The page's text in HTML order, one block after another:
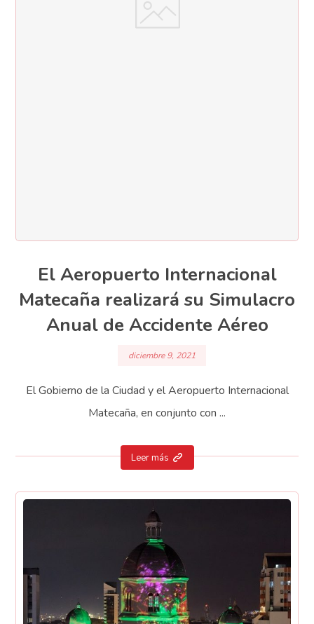
El Aeropuerto Internacional
Matecaña realizará su Simulacro
Anual de Accidente Aéreo
diciembre 9, 2021
El Gobierno de la Ciudad y el Aeropuerto Internacional
Matecaña, en conjunto con ...
Leer más